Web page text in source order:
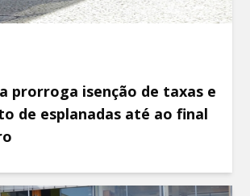
prorroga isenção de taxas e
de esplanadas até ao final